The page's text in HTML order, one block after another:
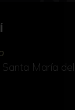
María